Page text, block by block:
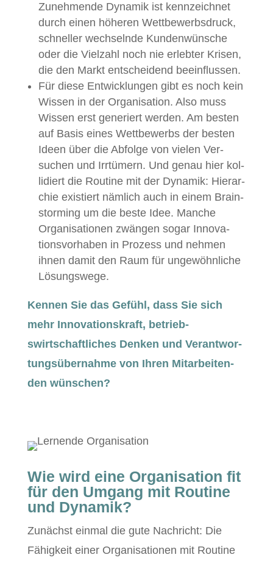
Zunehmende Dynamik ist kennze­ich­net
durch einen höheren Wet­tbe­werb­s­druck,
schneller wech­sel­nde Kun­den­wün­sche
oder die Vielzahl noch nie erlebter Krisen,
die den Markt entschei­dend beeinflussen.
Für diese Entwick­lun­gen gibt es noch kein
Wis­sen in der Organ­i­sa­tion. Also muss
Wis­sen erst gener­iert wer­den. Am besten
auf Basis eines Wet­tbe­werbs der besten
Ideen über die Abfolge von vie­len Ver­
suchen und Irrtümern. Und genau hier kol­
li­diert die Rou­tine mit der Dynamik: Hier­ar­
chie existiert näm­lich auch in einem Brain­
storm­ing um die beste Idee. Manche
Organ­i­sa­tio­nen zwän­gen sog­ar Inno­va­
tionsvorhaben in Prozess und nehmen
ihnen damit den Raum für ungewöhn­liche
Lösungswege.
Ken­nen Sie das Gefühl, dass Sie sich
mehr Inno­va­tion­skraft, betrieb­
swirtschaftlich­es Denken und Ver­ant­wor­
tungsüber­nahme von Ihren Mitar­bei­t­en­
den wünschen?
Wie wird eine Organisation fit
für den Umgang mit Routine
und Dynamik?
Zunächst ein­mal die gute Nachricht: Die
Fähigkeit ein­er Organ­i­sa­tio­nen mit Rou­tine